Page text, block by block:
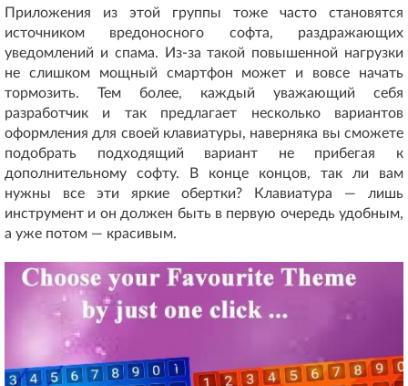
Приложения из этой группы тоже часто становятся
источником вредоносного софта, раздражающих
уведомлений и спама. Из-за такой повышенной нагрузки
не слишком мощный смартфон может и вовсе начать
тормозить. Тем более, каждый уважающий себя
разработчик и так предлагает несколько вариантов
оформления для своей клавиатуры, наверняка вы сможете
подобрать подходящий вариант не прибегая к
дополнительному софту. В конце концов, так ли вам
нужны все эти яркие обертки? Клавиатура — лишь
инструмент и он должен быть в первую очередь удобным,
а уже потом — красивым.